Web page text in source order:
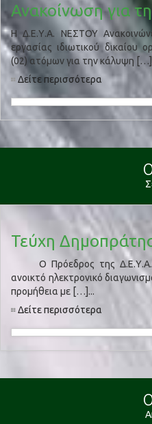
Ανακοίνωση για
Η Δ.Ε.Υ.Α. ΝΕΣΤΟΥ
εργασίας ιδιωτικού δικαίου
(02) ατόμων για την κάλυψη
Δείτε περισσότερα
Τεύχη
Ο Πρόεδρος της Δ.Ε.Υ.Α.Ν.
ανοικτό ηλεκτρονικό
προμήθεια με […]...
Δείτε περισσότερα